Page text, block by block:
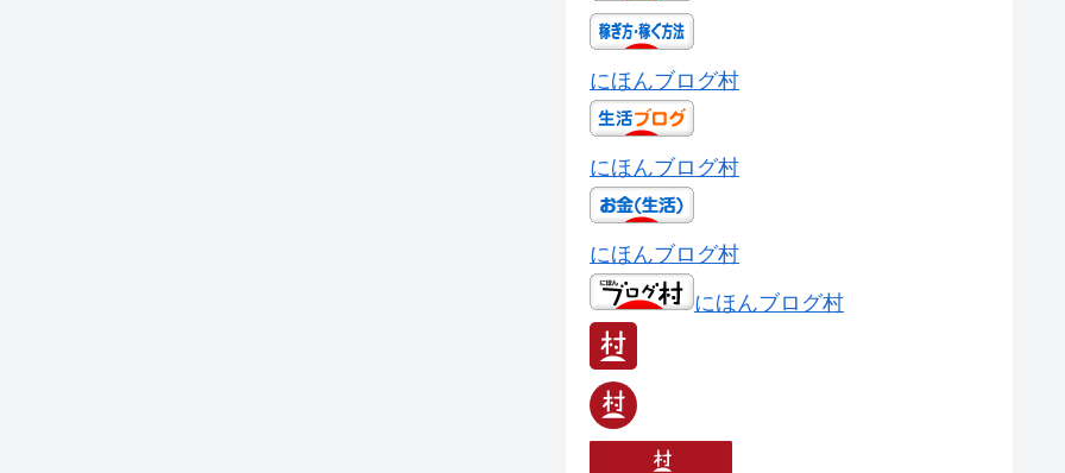
にほんブログ村
にほんブログ村
にほんブログ村
にほんブログ村